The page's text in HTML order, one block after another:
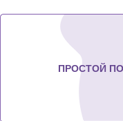
ПРОСТОЙ